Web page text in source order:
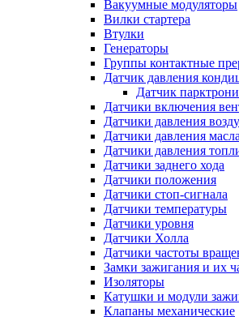
Вакуумные модуляторы
Вилки стартера
Втулки
Генераторы
Группы контактные
Датчик давления
Датчик
Датчики включения
Датчики давления
Датчики давления масла
Датчики давления
Датчики заднего хода
Датчики положения
Датчики стоп-сигнала
Датчики температуры
Датчики уровня
Датчики Холла
Датчики частоты
Замки зажигания и их
Изоляторы
Катушки и модули
Клапаны механические